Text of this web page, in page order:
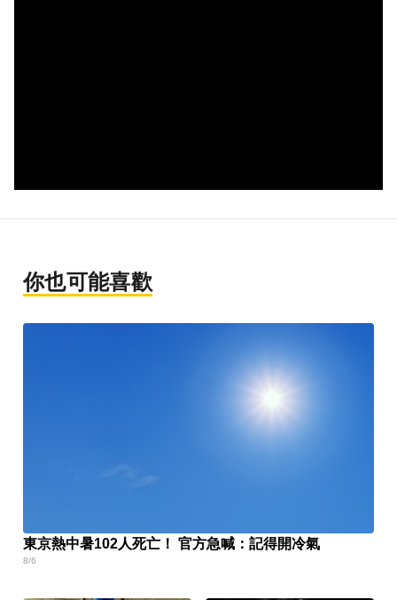
你也可能喜歡
東京熱中暑102人死亡！ 官方急喊：記得開冷氣
8/6